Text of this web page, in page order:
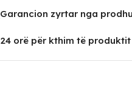
Garancion zyrtar nga
24 orë për kthim të produktit